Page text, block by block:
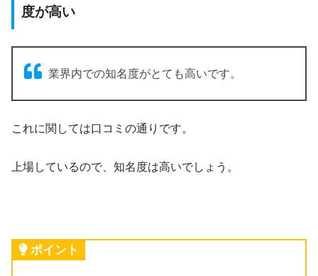
度が高い
業界内での知名度がとても高いです。
これに関しては口コミの通りです。
上場しているので、知名度は高いでしょう。
ポイント